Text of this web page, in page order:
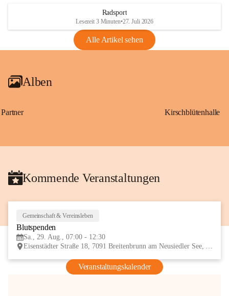
VBl. EU Nr. 18_2026
Radsport
Lesezeit 3 Minuten•27. Juli 2026
Alle Artikel sehen
Alben
Partner Kirschblütenhalle
Kommende Veranstaltungen
Gemeinschaft & Vereinsleben
Blutspenden
Sa., 29. Aug., 07:00 - 12:30
Eisenstädter Straße 18, 7091 Breitenbrunn am Neusiedler See, AUT
Veranstaltungskalender